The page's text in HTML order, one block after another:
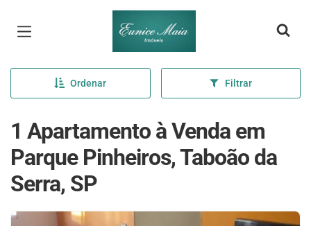
Página inicial
Ordenar Filtrar
1 Apartamento à Venda em
Parque Pinheiros, Taboão da
Serra, SP